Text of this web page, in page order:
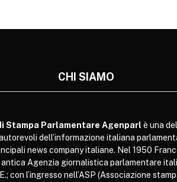
CHI SIAMO
Stampa Parlamentare Agenparl è una
dell’informazione italiana
news company italiane. Nel 1950
Agenzia giornalistica parlamentare
con l’ingresso nell’ASP (Associazione